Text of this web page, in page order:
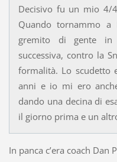
Decisivo fu un mio 4/
Quando tornammo a
gremito di gente
successiva, contro la
formalità. Lo scudetto
anni e io mi ero
dando una decina di
il giorno prima e un
In panca c’era coach Dan